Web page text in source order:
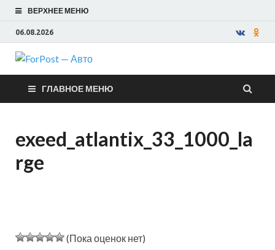
ВЕРХНЕЕ МЕНЮ
06.08.2026
ForPost —
Авто
ГЛАВНОЕ МЕНЮ
exeed_atlantix_33_1000_la
rge
(Пока оценок нет)